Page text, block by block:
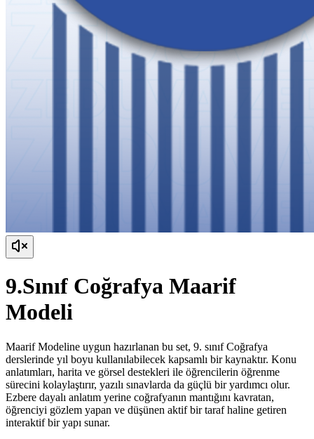
9.Sınıf Coğrafya Maarif
Modeli
Maarif Modeline uygun hazırlanan bu set, 9. sınıf Coğrafya
derslerinde yıl boyu kullanılabilecek kapsamlı bir kaynaktır. Konu
anlatımları, harita ve görsel destekleri ile öğrencilerin öğrenme
sürecini kolaylaştırır, yazılı sınavlarda da güçlü bir yardımcı olur.
Ezbere dayalı anlatım yerine coğrafyanın mantığını kavratan,
öğrenciyi gözlem yapan ve düşünen aktif bir taraf haline getiren
interaktif bir yapı sunar.